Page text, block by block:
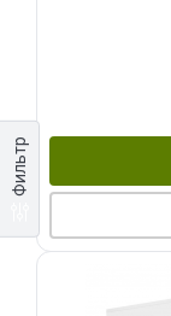
Фильтр